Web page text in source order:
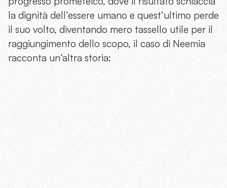
la dignità dell’essere umano e quest’ultimo perde
il suo volto, diventando mero tassello utile per il
raggiungimento dello scopo, il caso di Neemia
racconta un’altra storia: